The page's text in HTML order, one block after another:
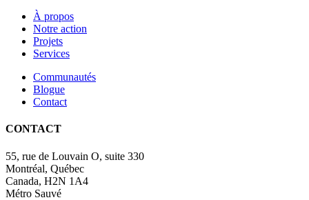
À propos
Notre action
Projets
Services
Communautés
Blogue
Contact
CONTACT
55, rue de Louvain O, suite 330
Montréal, Québec
Canada, H2N 1A4
Métro Sauvé